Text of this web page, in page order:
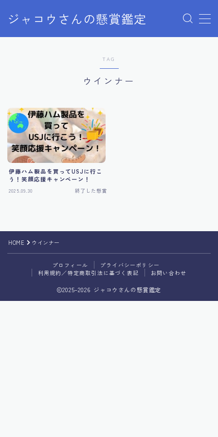
ジャコウさんの懸賞鑑定
MENU
クローズドキャンペーン
ユニバ懸賞
商品購入
当選報告
プライバシーポリシー
利用規約／特定商取引法に基づく表記
TAG
ウインナー
伊藤ハム製品を買ってUSJに行こ
う！笑顔応援キャンペーン！
2025.09.30 終了した懸賞
HOME ウインナー
プロフィール
プライバシーポリシー
利用規約／特定商取引法に基づく表記
お問い合わせ
2025–2026 ジャコウさんの懸賞鑑定